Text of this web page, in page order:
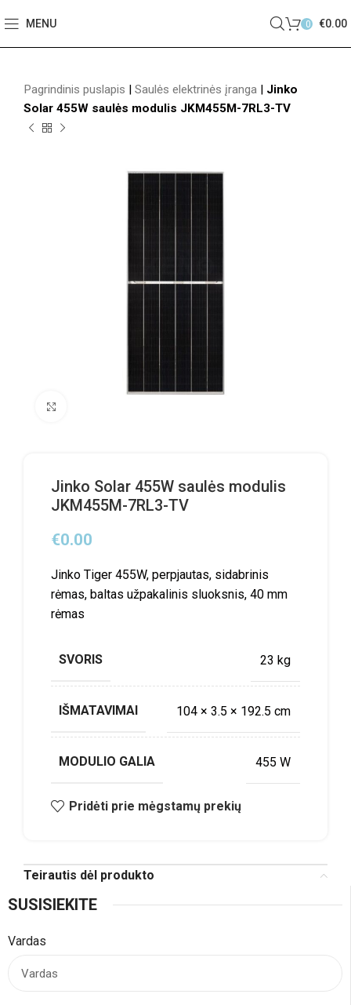
MENU 0 €0.00
Pagrindinis puslapis | Saulės elektrinės įranga | Jinko
Solar 455W saulės modulis JKM455M-7RL3-TV
Jinko Solar 455W saulės modulis
JKM455M-7RL3-TV
€0.00
Jinko Tiger 455W, perpjautas, sidabrinis
rėmas, baltas užpakalinis sluoksnis, 40 mm
rėmas
SVORIS 23 kg
IŠMATAVIMAI 104 × 3.5 × 192.5 cm
MODULIO GALIA 455 W
Pridėti prie mėgstamų prekių
Teirautis dėl produkto
SUSISIEKITE
Vardas